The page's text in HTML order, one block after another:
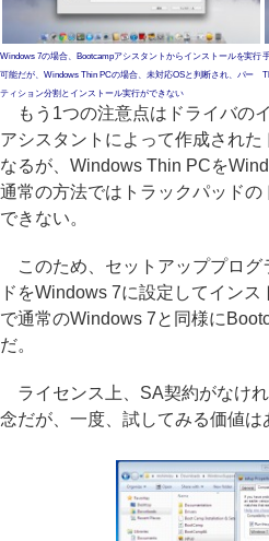
Windows 7の場合、Bootcampアシスタントからインストールを実行
可能だが、Windows Thin PCの場合、未対応OSと判断され、パー
ティション分割とインストール実行ができない
もう1つの注意点はドライバの
アシスタントによって作成され
なるが、Windows Thin PCを
通常の方法ではトラックパッド
できない。
このため、セットアッププログ
ドをWindows 7に設定してイン
で通常のWindows 7と同様に
だ。
ライセンス上、SA契約がなけ
念だが、一度、試してみる価値は